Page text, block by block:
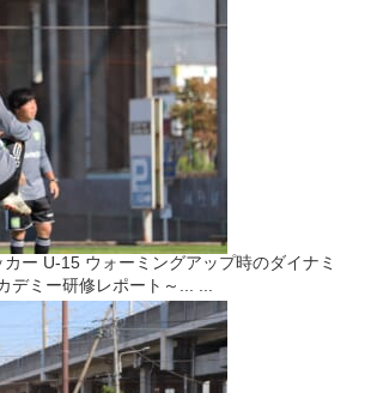
カー U-15 ウォーミングアップ時のダイナミ
デミー研修レポート～... ...